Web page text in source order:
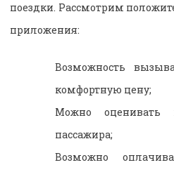
поездки. Рассмотрим
приложения:
Возможность
комфортную цену;
Можно оценивать
пассажира;
Возможно